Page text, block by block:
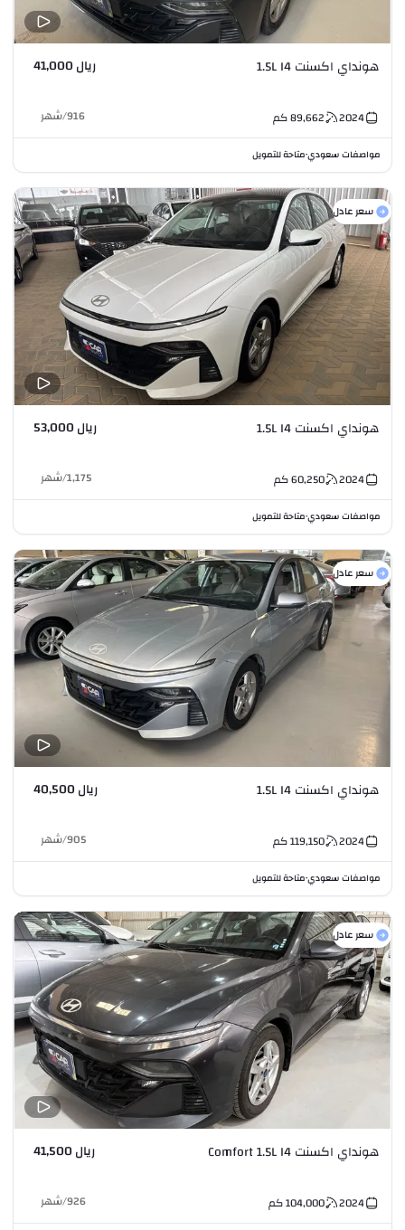
هونداي اكسنت 1.5L I4 ريال 41,000
2024
89,662كم 916
/شهر
مواصفات سعودي•متاحة للتمويل
سعر عادل
هونداي اكسنت 1.5L I4 ريال 53,000
2024
60,250كم 1,175
/شهر
مواصفات سعودي•متاحة للتمويل
سعر عادل
هونداي اكسنت 1.5L I4 ريال 40,500
2024
119,150كم 905
/شهر
مواصفات سعودي•متاحة للتمويل
سعر عادل
هونداي اكسنت Comfort 1.5L I4 ريال 41,500
2024
104,000كم 926
/شهر